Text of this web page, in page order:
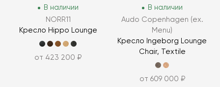
В наличии
NORR11
Кресло Hippo Lounge
от 423 200 ₽
В наличии
Audo Copenhagen (ex.
Menu)
Кресло Ingeborg Lounge
Chair, Textile
от 609 000 ₽